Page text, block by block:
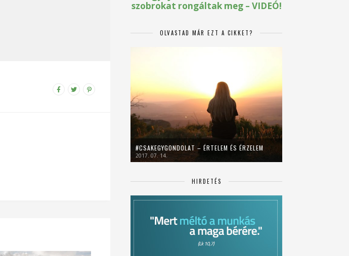
OLVASTAD MÁR EZT A CIKKET?
#CSAKEGYGONDOLAT – ÉRTELEM ÉS ÉRZELEM
2017. 07. 14.
HIRDETÉS